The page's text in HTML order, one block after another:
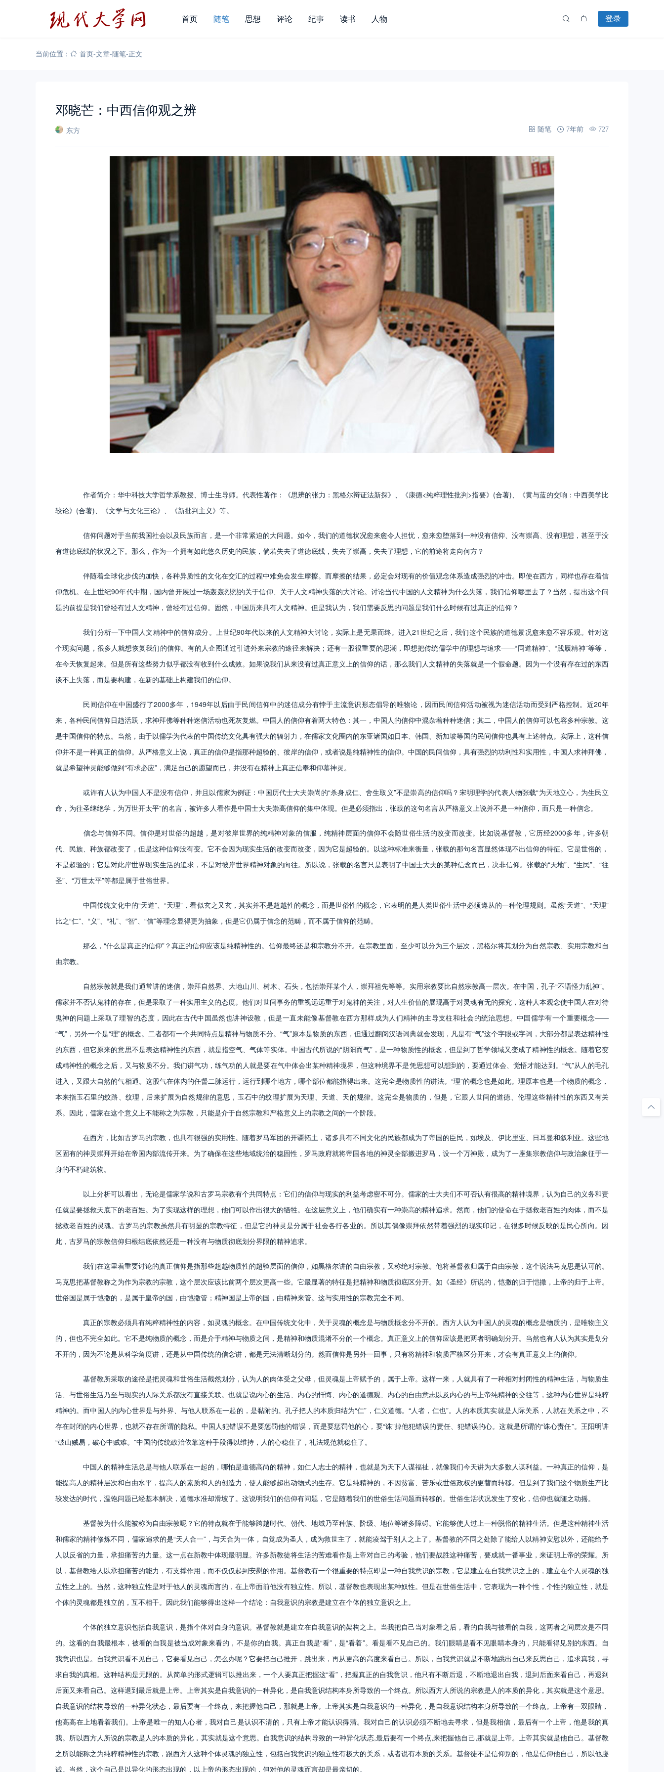
首页 随笔 思想 评论 纪事 读书 人物 登录
当前位置： 首页-文章-随笔-正文
邓晓芒：中西信仰观之辨
东方 随笔 7年前 727
作者简介：华中科技大学哲学系教授、博士生导师。代表性著作：《思辨的张力：黑格尔辩证法新探》、《康德<纯粹理性批判>指要》(合著)、《黄与蓝的交响：中西美学比
较论》(合著)、《文学与文化三论》、《新批判主义》等。
信仰问题对于当前我国社会以及民族而言，是一个非常紧迫的大问题。如今，我们的道德状况愈来愈令人担忧，愈来愈堕落到一种没有信仰、没有崇高、没有理想，甚至于没
有道德底线的状况之下。那么，作为一个拥有如此悠久历史的民族，倘若失去了道德底线，失去了崇高，失去了理想，它的前途将走向何方？
伴随着全球化步伐的加快，各种异质性的文化在交汇的过程中难免会发生摩擦。而摩擦的结果，必定会对现有的价值观念体系造成强烈的冲击。即使在西方，同样也存在着信
仰危机。在上世纪90年代中期，国内曾开展过一场轰轰烈烈的关于信仰、关于人文精神失落的大讨论。讨论当代中国的人文精神为什么失落，我们信仰哪里去了？当然，提出这个问
题的前提是我们曾经有过人文精神，曾经有过信仰。固然，中国历来具有人文精神。但是我认为，我们需要反思的问题是我们什么时候有过真正的信仰？
我们分析一下中国人文精神中的信仰成分。上世纪90年代以来的人文精神大讨论，实际上是无果而终。进入21世纪之后，我们这个民族的道德景况愈来愈不容乐观。针对这
个现实问题，很多人就想恢复我们的信仰。有的人企图通过引进外来宗教的途径来解决；还有一股很重要的思潮，即想把传统儒学中的理想与追求——“同道精神”、“践履精神”等等，
在今天恢复起来。但是所有这些努力似乎都没有收到什么成效。如果说我们从来没有过真正意义上的信仰的话，那么我们人文精神的失落就是一个假命题。因为一个没有存在过的东西
谈不上失落，而是要构建，在新的基础上构建我们的信仰。
民间信仰在中国盛行了2000多年，1949年以后由于民间信仰中的迷信成分有悖于主流意识形态倡导的唯物论，因而民间信仰活动被视为迷信活动而受到严格控制。近20年
来，各种民间信仰日趋活跃，求神拜佛等种种迷信活动也死灰复燃。中国人的信仰有着两大特色：其一，中国人的信仰中混杂着种种迷信；其二，中国人的信仰可以包容多种宗教。这
是中国信仰的特点。当然，由于以儒学为代表的中国传统文化具有强大的辐射力，在儒家文化圈内的东亚诸国如日本、韩国、新加坡等国的民间信仰也具有上述特点。实际上，这种信
仰并不是一种真正的信仰。从严格意义上说，真正的信仰是指那种超验的、彼岸的信仰，或者说是纯精神性的信仰。中国的民间信仰，具有强烈的功利性和实用性，中国人求神拜佛，
就是希望神灵能够做到“有求必应”，满足自己的愿望而已，并没有在精神上真正信奉和仰慕神灵。
或许有人认为中国人不是没有信仰，并且以儒家为例证：中国历代士大夫崇尚的“杀身成仁、舍生取义”不是崇高的信仰吗？宋明理学的代表人物张载“为天地立心，为生民立
命，为往圣继绝学，为万世开太平”的名言，被许多人看作是中国士大夫崇高信仰的集中体现。但是必须指出，张载的这句名言从严格意义上说并不是一种信仰，而只是一种信念。
信念与信仰不同。信仰是对世俗的超越，是对彼岸世界的纯精神对象的信服，纯精神层面的信仰不会随世俗生活的改变而改变。比如说基督教，它历经2000多年，许多朝
代、民族、种族都改变了，但是这种信仰没有变。它不会因为现实生活的改变而改变，因为它是超验的。以这种标准来衡量，张载的那句名言显然体现不出信仰的特征。它是世俗的，
不是超验的；它是对此岸世界现实生活的追求，不是对彼岸世界精神对象的向往。所以说，张载的名言只是表明了中国士大夫的某种信念而已，决非信仰。张载的“天地”、“生民”、“往
圣”、“万世太平”等都是属于世俗世界。
中国传统文化中的“天道”、“天理”，看似玄之又玄，其实并不是超越性的概念，而是世俗性的概念，它表明的是人类世俗生活中必须遵从的一种伦理规则。虽然“天道”、“天理”
比之“仁”、“义”、“礼”、“智”、“信”等理念显得更为抽象，但是它仍属于信念的范畴，而不属于信仰的范畴。
那么，“什么是真正的信仰”？真正的信仰应该是纯精神性的。信仰最终还是和宗教分不开。在宗教里面，至少可以分为三个层次，黑格尔将其划分为自然宗教、实用宗教和自
由宗教。
自然宗教就是我们通常讲的迷信，崇拜自然界、大地山川、树木、石头，包括崇拜某个人，崇拜祖先等等。实用宗教要比自然宗教高一层次。在中国，孔子“不语怪力乱神”。
儒家并不否认鬼神的存在，但是采取了一种实用主义的态度。他们对世间事务的重视远远重于对鬼神的关注，对人生价值的展现高于对灵魂有无的探究，这种人本观念使中国人在对待
鬼神的问题上采取了理智的态度，因此在古代中国虽然也讲神设教，但是一直未能像基督教在西方那样成为人们精神的主导支柱和社会的统治思想。中国儒学有一个重要概念——
“气”，另外一个是“理”的概念。二者都有一个共同特点是精神与物质不分。“气”原本是物质的东西，但通过翻阅汉语词典就会发现，凡是有“气”这个字眼或字词，大部分都是表达精神性
的东西，但它原来的意思不是表达精神性的东西，就是指空气、气体等实体。中国古代所说的“阴阳而气”，是一种物质性的概念，但是到了哲学领域又变成了精神性的概念。随着它变
成精神性的概念之后，又与物质不分。我们讲气功，练气功的人就是要在气中体会出某种精神境界，但这种境界不是凭思想可以想到的，要通过体会、觉悟才能达到。“气”从人的毛孔
进入，又跟大自然的气相通。这股气在体内的任督二脉运行，运行到哪个地方，哪个部位都能指得出来。这完全是物质性的讲法。“理”的概念也是如此。理原本也是一个物质的概念，
本来指玉石里的纹路、纹理，后来扩展为自然规律的意思，玉石中的纹理扩展为天理、天道、天的规律。这完全是物质的，但是，它跟人世间的道德、伦理这些精神性的东西又有关
系。因此，儒家在这个意义上不能称之为宗教，只能是介于自然宗教和严格意义上的宗教之间的一个阶段。
在西方，比如古罗马的宗教，也具有很强的实用性。随着罗马军团的开疆拓土，诸多具有不同文化的民族都成为了帝国的臣民，如埃及、伊比里亚、日耳曼和叙利亚。这些地
区固有的神灵崇拜开始在帝国内部流传开来。为了确保在这些地域统治的稳固性，罗马政府就将帝国各地的神灵全部搬进罗马，设一个万神殿，成为了一座集宗教信仰与政治象征于一
身的不朽建筑物。
以上分析可以看出，无论是儒家学说和古罗马宗教有个共同特点：它们的信仰与现实的利益考虑密不可分。儒家的士大夫们不可否认有很高的精神境界，认为自己的义务和责
任就是要拯救天底下的老百姓。为了实现这样的理想，他们可以作出很大的牺牲。在这层意义上，他们确实有一种崇高的精神追求。然而，他们的使命在于拯救老百姓的肉体，而不是
拯救老百姓的灵魂。古罗马的宗教虽然具有明显的宗教特征，但是它的神灵是分属于社会各行各业的。所以其偶像崇拜依然带着强烈的现实印记，在很多时候反映的是民心所向。因
此，古罗马的宗教信仰归根结底依然还是一种没有与物质彻底划分界限的精神追求。
我们在这里着重要讨论的真正信仰是指那些超越物质性的超验层面的信仰，如黑格尔讲的自由宗教，又称绝对宗教。他将基督教归属于自由宗教，这个说法马克思是认可的。
马克思把基督教称之为作为宗教的宗教，这个层次应该比前两个层次更高一些。它最显著的特征是把精神和物质彻底区分开。如《圣经》所说的，恺撒的归于恺撒，上帝的归于上帝。
世俗国是属于恺撒的，是属于皇帝的国，由恺撒管；精神国是上帝的国，由精神来管。这与实用性的宗教完全不同。
真正的宗教必须具有纯粹精神性的内容，如灵魂的概念。在中国传统文化中，关于灵魂的概念是与物质概念分不开的。西方人认为中国人的灵魂的概念是物质的，是唯物主义
的，但也不完全如此。它不是纯物质的概念，而是介于精神与物质之间，是精神和物质混淆不分的一个概念。真正意义上的信仰应该是把两者明确划分开。当然也有人认为其实是划分
不开的，因为不论是从科学角度讲，还是从中国传统的信念讲，都是无法清晰划分的。然而信仰是另外一回事，只有将精神和物质严格区分开来，才会有真正意义上的信仰。
基督教所采取的途径是把灵魂和世俗生活截然划分，认为人的肉体受之父母，但灵魂是上帝赋予的，属于上帝。这样一来，人就具有了一种相对封闭性的精神生活，与物质生
活、与世俗生活乃至与现实的人际关系都没有直接关联。也就是说内心的生活、内心的忏悔、内心的道德观、内心的自由意志以及内心的与上帝纯精神的交往等，这种内心世界是纯粹
精神的。而中国人的内心世界是与外界、与他人联系在一起的，是黏附的。孔子把人的本质归结为“仁”，仁义道德。“人者，仁也”。人的本质其实就是人际关系，人就在关系之中，不
存在封闭的内心世界，也就不存在所谓的隐私。中国人犯错误不是要惩罚他的错误，而是要惩罚他的心，要“诛”掉他犯错误的责任、犯错误的心。这就是所谓的“诛心责任”。王阳明讲
“破山贼易，破心中贼难。”中国的传统政治依靠这种手段得以维持，人的心稳住了，礼法规范就稳住了。
中国人的精神生活总是与他人联系在一起的，哪怕是道德高尚的精神，如仁人志士的精神，也就是为天下人谋福祉，就像我们今天讲为大多数人谋利益。一种真正的信仰，是
能提高人的精神层次和自由水平，提高人的素质和人的创造力，使人能够超出动物式的生存。它是纯精神的，不因贫富、苦乐或世俗政权的更替而转移。但是到了我们这个物质生产比
较发达的时代，温饱问题已经基本解决，道德水准却滑坡了。这说明我们的信仰有问题，它是随着我们的世俗生活问题而转移的。世俗生活状况发生了变化，信仰也就随之动摇。
基督教为什么能被称为自由宗教呢？它的特点就在于能够跨越时代、朝代、地域乃至种族、阶级、地位等诸多障碍。它能够使人过上一种脱俗的精神生活。但是这种精神生活
和儒家的精神修炼不同，儒家追求的是“天人合一”，与天合为一体，自觉成为圣人，成为救世主了，就能凌驾于别人之上了。基督教的不同之处除了能给人以精神安慰以外，还能给予
人以反省的力量，承担痛苦的力量。这一点在新教中体现最明显。许多新教徒将生活的苦难看作是上帝对自己的考验，他们要战胜这种痛苦，要成就一番事业，来证明上帝的荣耀。所
以，基督教给人以承担痛苦的能力，有支撑作用，而不仅仅起到安慰的作用。基督教有一个很重要的特点即是一种自我意识的宗教，它是建立在自我意识之上的，建立在个人灵魂的独
立性之上的。当然，这种独立性是对于他人的灵魂而言的，在上帝面前他没有独立性。所以，基督教也表现出某种奴性。但是在世俗生活中，它表现为一种个性，个性的独立性，就是
个体的灵魂都是独立的，互不相干。因此我们能够得出这样一个结论：自我意识的宗教是建立在个体的独立意识之上。
个体的独立意识包括自我意识，是指个体对自身的意识。基督教就是建立在自我意识的架构之上。当我把自己当对象看之后，看的自我与被看的自我，这两者之间层次是不同
的。这看的自我最根本，被看的自我是被当成对象来看的，不是你的自我。真正自我是“看”，是“看着”。看是看不见自己的。我们眼睛是看不见眼睛本身的，只能看得见别的东西。自
我意识也是。自我意识看不见自己，它要看见自己，怎么办呢？它要把自己推开，跳出来，再从更高的高度来看自己。所以，自我意识就是不断地跳出自己来反思自己，追求真我，寻
求自我的真相。这种结构是无限的。从简单的形式逻辑可以推出来，一个人要真正把握这“看”，把握真正的自我意识，他只有不断后退，不断地退出自我，退到后面来看自己，再退到
后面又来看自己。这样退到最后就是上帝。上帝其实是自我意识的一种异化，是自我意识结构本身所导致的一个终点。所以西方人所说的宗教是人的本质的异化，其实就是这个意思。
自我意识的结构导致的一种异化状态，最后要有一个终点，来把握他自己，那就是上帝。上帝其实是自我意识的一种异化，是自我意识结构本身所导致的一个终点。上帝有一双眼睛，
他高高在上地看着我们。上帝是唯一的知人心者，我对自己是认识不清的，只有上帝才能认识得清。我对自己的认识必须不断地去寻求，但是我相信，最后有一个上帝，他是我的真
我。所以西方人所说的宗教是人的本质的异化，其实就是这个意思。自我意识的结构导致的一种异化状态,最后要有一个终点,来把握他自己,那就是上帝。上帝其实就是他自己。基督教
之所以能称之为纯粹精神性的宗教，跟西方人这种个体灵魂的独立性，包括自我意识的独立性有极大的关系，或者说有本质的关系。基督徒不是信仰别的，他是信仰他自己，所以他虔
诚。当然，这个自己是以异化的形态出现的，以上帝的形态出现的，但对他的灵魂而言却是最亲切的。